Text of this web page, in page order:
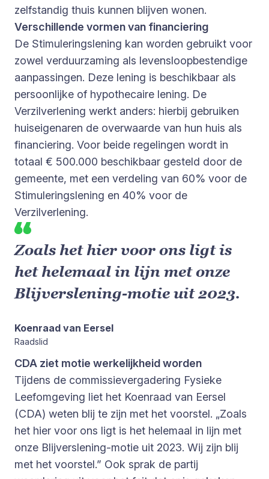
zelfstandig thuis kunnen blijven wonen.
Verschillende vormen van financiering
De Stimuleringslening kan worden gebruikt voor
zowel verduurzaming als levensloopbestendige
aanpassingen. Deze lening is beschikbaar als
persoonlijke of hypothecaire lening. De
Verzilverlening werkt anders: hierbij gebruiken
huiseigenaren de overwaarde van hun huis als
financiering. Voor beide regelingen wordt in
totaal € 500.000 beschikbaar gesteld door de
gemeente, met een verdeling van 60% voor de
Stimuleringslening en 40% voor de
Verzilverlening.
Zoals het hier voor ons ligt is
het helemaal in lijn met onze
Blijverslening-motie uit 2023.
Koenraad van Eersel
Raadslid
CDA ziet motie werkelijkheid worden
Tijdens de commissievergadering Fysieke
Leefomgeving liet het Koenraad van Eersel
(CDA) weten blij te zijn met het voorstel. „Zoals
het hier voor ons ligt is het helemaal in lijn met
onze Blijverslening-motie uit 2023. Wij zijn blij
met het voorstel.” Ook sprak de partij